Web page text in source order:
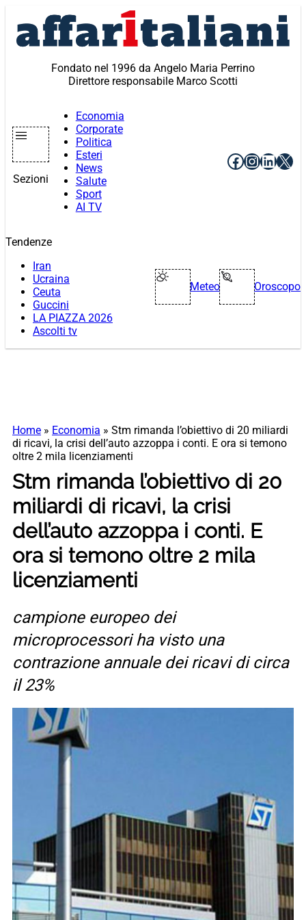
contenuto
Fondato nel 1996 da Angelo Maria Perrino
Direttore responsabile Marco Scotti
Sezioni
Economia
Corporate
Politica
Esteri
News
Salute
Sport
AI TV
Facebook
X
Tendenze
Iran
Ucraina
Ceuta
Guccini
LA PIAZZA 2026
Ascolti tv
Meteo Oroscopo
Home » Economia » Stm rimanda l’obiettivo di 20 miliardi
di ricavi, la crisi dell’auto azzoppa i conti. E ora si temono
oltre 2 mila licenziamenti
Stm rimanda l’obiettivo di 20
miliardi di ricavi, la crisi
dell’auto azzoppa i conti. E
ora si temono oltre 2 mila
licenziamenti
campione europeo dei
microprocessori ha visto una
contrazione annuale dei ricavi di circa
il 23%